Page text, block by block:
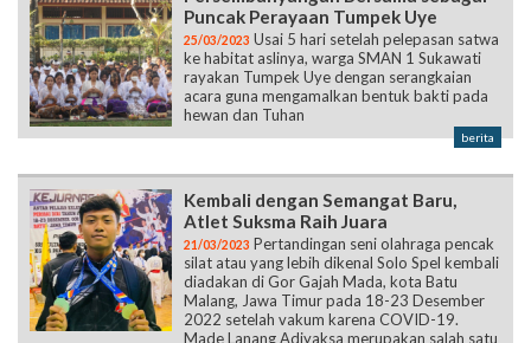
Puncak Perayaan Tumpek Uye
25/03/2023 Usai 5 hari setelah pelepasan satwa
ke habitat aslinya, warga SMAN 1 Sukawati
rayakan Tumpek Uye dengan serangkaian
acara guna mengamalkan bentuk bakti pada
hewan dan Tuhan
berita
Kembali dengan Semangat Baru,
Atlet Suksma Raih Juara
21/03/2023 Pertandingan seni olahraga pencak
silat atau yang lebih dikenal Solo Spel kembali
diadakan di Gor Gajah Mada, kota Batu
Malang, Jawa Timur pada 18-23 Desember
2022 setelah vakum karena COVID-19.
Made Lanang Adiyaksa merupakan salah satu